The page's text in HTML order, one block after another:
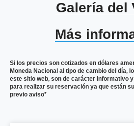
Galería del
Más
Si los precios son cotizados en dólares
Moneda Nacional al tipo de cambio del día,
este sitio web, son de carácter informativo
para realizar su reservación ya que están
previo aviso*